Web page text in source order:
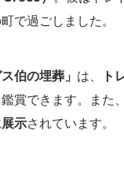
で過ごしました。
伯の埋葬」 は、
ト
賞できます。また、
示されています。